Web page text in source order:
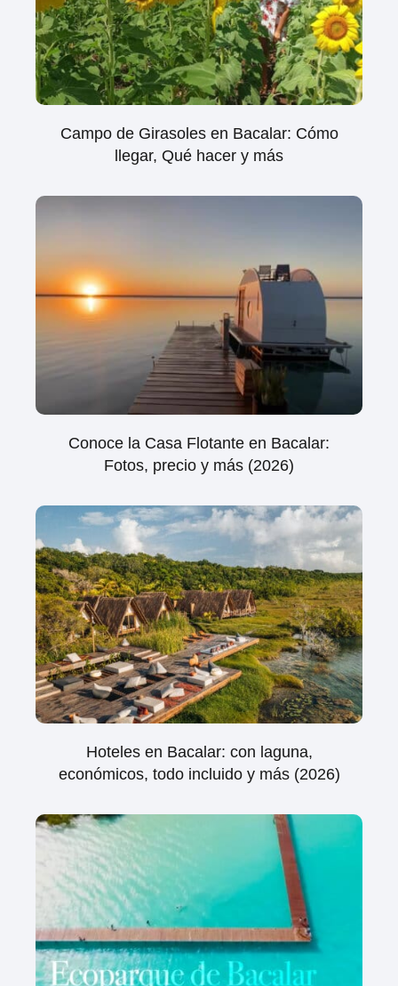
Campo de Girasoles en Bacalar: Cómo
llegar, Qué hacer y más
Conoce la Casa Flotante en Bacalar:
Fotos, precio y más (2026)
Hoteles en Bacalar: con laguna,
económicos, todo incluido y más (2026)